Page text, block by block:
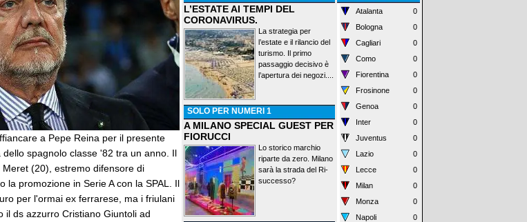
a Pepe Reina per il presente
spagnolo classe '82 tra un anno. Il
(20), estremo difensore di
la promozione in Serie A con la SPAL. Il
per l'ormai ex ferrarese, ma i friulani
il ds azzurro Cristiano Giuntoli ad
L’ESTATE AI TEMPI DEL
CORONAVIRUS.
La strategia per
l’estate e il rilancio del
turismo. Il primo
passaggio decisivo è
l’apertura dei negozi....
SOLO PER NUMERI 1
A MILANO SPECIAL GUEST PER
FIORUCCI
Lo storico marchio
riparte da zero. Milano
sarà la strada del Ri-
successo?
Atalanta
0
Bologna
0
Cagliari
0
Como
0
Fiorentina
0
Frosinone
0
Genoa
0
Inter
0
Juventus
0
Lazio
0
Lecce
0
Milan
0
Monza
0
Napoli
0